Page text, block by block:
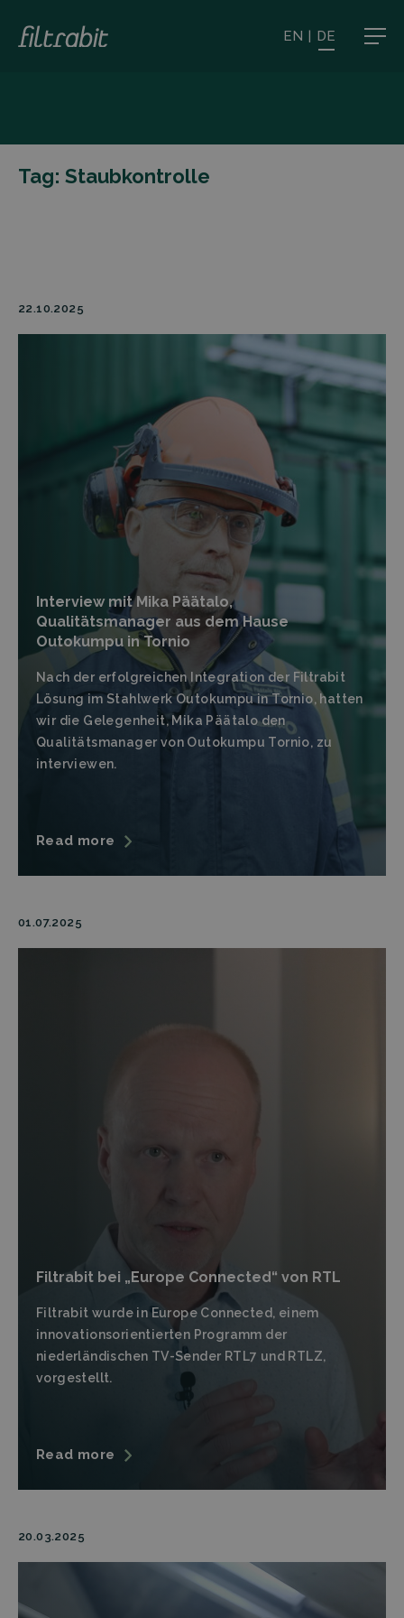
EN | DE
Tag: Staubkontrolle
22.10.2025
Interview mit Mika Päätalo,
Qualitätsmanager aus dem Hause
Outokumpu in Tornio
Nach der erfolgreichen Integration der Filtrabit
Lösung im Stahlwerk Outokumpu in Tornio, hatten
wir die Gelegenheit, Mika Päätalo den
Qualitätsmanager von Outokumpu Tornio, zu
interviewen.
Read more
01.07.2025
Filtrabit bei „Europe Connected“ von RTL
Filtrabit wurde in Europe Connected, einem
innovationsorientierten Programm der
niederländischen TV-Sender RTL7 und RTLZ,
vorgestellt.
Read more
20.03.2025